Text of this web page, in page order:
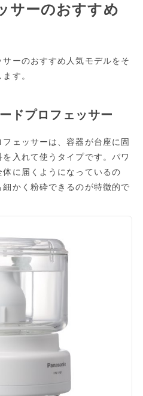
サーのおすすめ
ーのおすすめ人気モデルをそ
す。
ドプロフェッサー
ェッサーは、容器が台座に固
入れて使うタイプです。パワ
に届くようになっているの
かく粉砕できるのが特徴的で